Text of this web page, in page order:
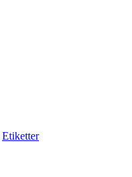
Etiketter